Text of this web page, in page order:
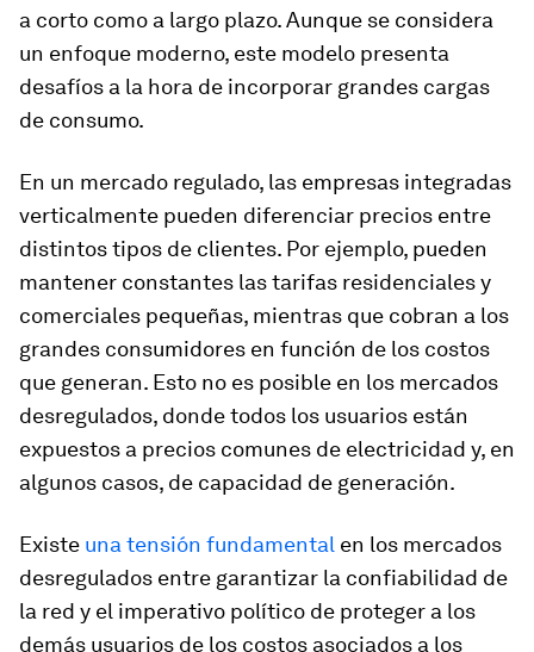
a corto como a largo plazo. Aunque se considera
un enfoque moderno, este modelo presenta
desafíos a la hora de incorporar grandes cargas
de consumo.
En un mercado regulado, las empresas integradas
verticalmente pueden diferenciar precios entre
distintos tipos de clientes. Por ejemplo, pueden
mantener constantes las tarifas residenciales y
comerciales pequeñas, mientras que cobran a los
grandes consumidores en función de los costos
que generan. Esto no es posible en los mercados
desregulados, donde todos los usuarios están
expuestos a precios comunes de electricidad y, en
algunos casos, de capacidad de generación.
Existe una tensión fundamental en los mercados
desregulados entre garantizar la confiabilidad de
la red y el imperativo político de proteger a los
demás usuarios de los costos asociados a los